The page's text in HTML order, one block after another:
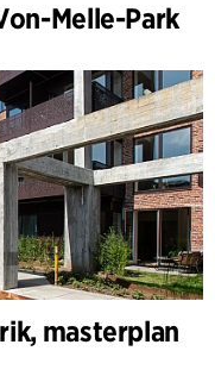
Melle-Park
masterplan